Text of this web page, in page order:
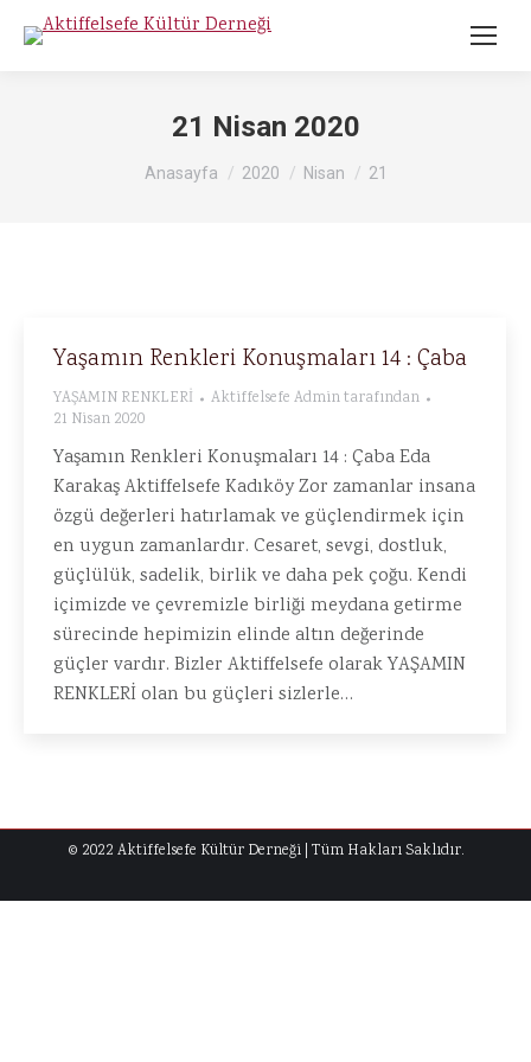
21 Nisan 2020
Buradasınız :
Anasayfa 2020 Nisan 21
Yaşamın Renkleri Konuşmaları 14 : Çaba
YAŞAMIN RENKLERİ Aktiffelsefe Admintarafından
21 Nisan 2020
Yaşamın Renkleri Konuşmaları 14 : Çaba Eda
Karakaş Aktiffelsefe Kadıköy Zor zamanlar insana
özgü değerleri hatırlamak ve güçlendirmek için
en uygun zamanlardır. Cesaret, sevgi, dostluk,
güçlülük, sadelik, birlik ve daha pek çoğu. Kendi
içimizde ve çevremizle birliği meydana getirme
sürecinde hepimizin elinde altın değerinde
güçler vardır. Bizler Aktiffelsefe olarak YAŞAMIN
RENKLERİ olan bu güçleri sizlerle…
© 2022 Aktiffelsefe Kültür Derneği | Tüm Hakları Saklıdır.